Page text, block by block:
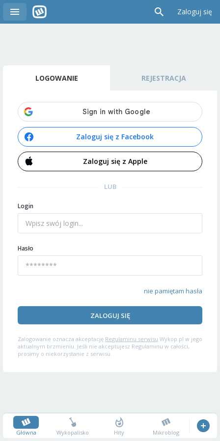
Zaloguj się
LOGOWANIE REJESTRACJA
Zaloguj się z Facebook
Zaloguj się z Apple
LUB
Login
Hasło
nie pamiętam hasła
ZALOGUJ SIĘ
Zalogowanie oznacza akceptację Regulaminu serwisu Wykop.pl w jego
aktualnym brzmieniu. Jeśli nie akceptujesz Regulaminu w całości,
prosimy o niekorzystanie z serwisu.
Główna Wykopalisko Hity Mikroblog